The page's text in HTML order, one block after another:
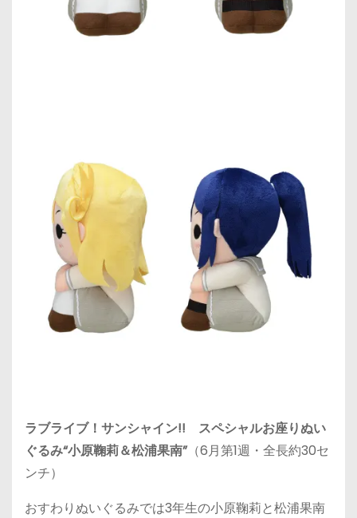
ラブライブ！サンシャイン!! スペシャルお座りぬい
ぐるみ“小原鞠莉＆松浦果南”（6月第1週・全長約30セ
ンチ）
おすわりぬいぐるみでは3年生の小原鞠莉と松浦果南